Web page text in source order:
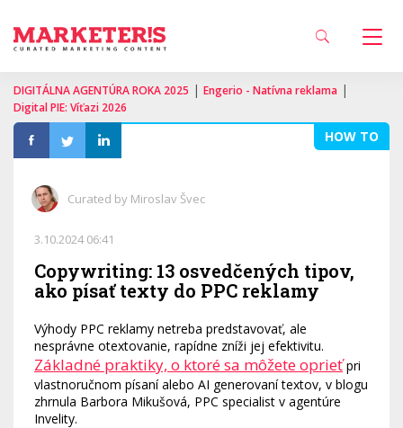
DIGITÁLNA AGENTÚRA ROKA 2025 | Engerio - Natívna reklama |
Digital PIE: Víťazi 2026
HOW TO
Curated by Miroslav Švec
3.10.2024 06:41
Copywriting: 13 osvedčených tipov,
ako písať texty do PPC reklamy
Výhody PPC reklamy netreba predstavovať, ale
nesprávne otextovanie, rapídne zníži jej efektivitu.
Základné praktiky, o ktoré sa môžete oprieťpri
vlastnoručnom písaní alebo AI generovaní textov, v blogu
zhrnula Barbora Mikušová, PPC specialist v agentúre
Invelity.